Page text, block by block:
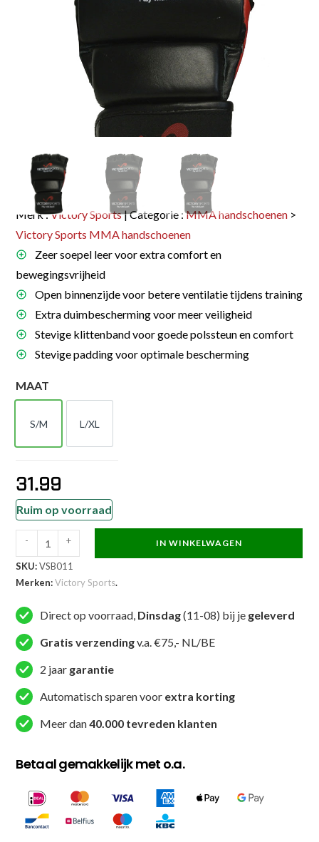
Merk :Victory Sports| Categorie :MMA handschoenen >
Victory Sports MMA handschoenen
Zeer soepel leer voor extra comfort en
bewegingsvrijheid
Open binnenzijde voor betere ventilatie tijdens training
Extra duimbescherming voor meer veiligheid
Stevige klittenband voor goede polssteun en comfort
Stevige padding voor optimale bescherming
MAAT
S/M
S/M
L/XL
L/XL
31.99
Ruim op voorraad
Victory
Sports
MMA
handschoen
-
Submission
Rood
aantal
- + IN WINKELWAGEN
SKU:VSB011
Merken:Victory Sports.
Direct op voorraad, Dinsdag(11-08) bij je geleverd
Gratis verzendingv.a. €75,- NL/BE
2 jaar garantie
Automatisch sparen voor extra korting
Meer dan40.000 tevreden klanten
Betaal gemakkelijk met o.a.